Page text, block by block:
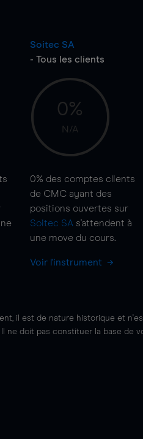
Soitec SA
- Tous les clients
0%
N/A
0% des comptes clients
de CMC ayant des
positions ouvertes sur
Soitec SA s'attendent à
une move du cours.
Voir l'instrument
il est de nature historique et
ne doit pas constituer la base de